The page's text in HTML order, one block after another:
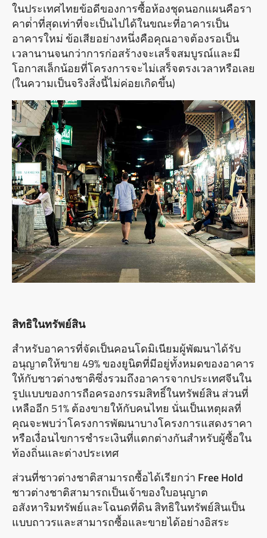
ในประเทศไทยข้อดีของการซื้อห้องชุดนอกแผนคือรา
คาต่ําที่สุดเท่าที่จะเป็นไปได้ในขณะที่อาคารเป็น
อาคารใหม่ ข้อเสียอย่างหนึ่งคือคุณอาจต้องรอเป็น
เวลานานจนกว่าการก่อสร้างจะเสร็จสมบูรณ์และมี
โอกาสเล็กน้อยที่โครงการจะไม่เสร็จตรงเวลาหรือเลย
(ในความเป็นจริงสิ่งนี้ไม่ค่อยเกิดขึ้น)
สิทธิในทรัพย์สิน
สําหรับอาคารที่จัดเป็นคอนโดมิเนียมผู้พัฒนาได้รับ
อนุญาตให้ขาย 49% ของยูนิตที่มีอยู่ทั้งหมดของอาคาร
ให้กับชาวต่างชาติซึ่งรวมถึงอาคารจากประเทศจีนใน
รูปแบบของการถือครองกรรมสิทธิ์ในทรัพย์สิน ส่วนที่
เหลืออีก 51% ต้องขายให้กับคนไทย นั่นเป็นเหตุผลที่
คุณจะพบว่าโครงการพัฒนาบางโครงการแสดงราคา
หรือเงื่อนไขการชําระเงินที่แตกต่างกันสําหรับผู้ซื้อใน
ท้องถิ่นและต่างประเทศ
ส่วนที่ชาวต่างชาติสามารถซื้อได้เรียกว่า Free Hold
ชาวต่างชาติสามารถเป็นเจ้าของใบอนุญาต
อสังหาริมทรัพย์และโฉนดที่ดิน สิทธิในทรัพย์สินเป็น
แบบถาวรและสามารถซื้อและขายได้อย่างอิสระ